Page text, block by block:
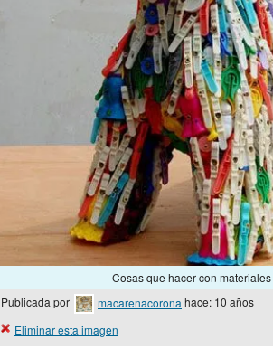
Cosas que hacer con
Publicada por macarenacorona hace: 10 años
Eliminar esta imagen